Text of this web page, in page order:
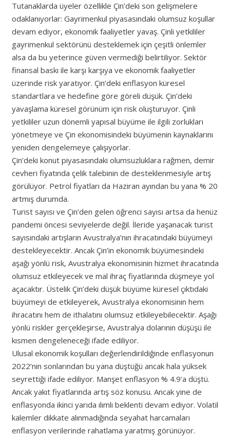
Tutanaklarda üyeler özellikle Çin’deki son gelişmelere
odaklanıyorlar: Gayrimenkul piyasasındaki olumsuz koşullar
devam ediyor, ekonomik faaliyetler yavaş. Çinli yetkililer
gayrimenkul sektörünü desteklemek için çeşitli önlemler
alsa da bu yeterince güven vermediği belirtiliyor. Sektör
finansal baskı ile karşı karşıya ve ekonomik faaliyetler
üzerinde risk yaratıyor. Çin’deki enflasyon küresel
standartlara ve hedefine göre göreli düşük. Çin’deki
yavaşlama küresel görünüm için risk oluşturuyor. Çinli
yetkililer uzun dönemli yapısal büyüme ile ilgili zorlukları
yönetmeye ve Çin ekonomisindeki büyümenin kaynaklarını
yeniden dengelemeye çalışıyorlar.
Çin’deki konut piyasasındaki olumsuzluklara rağmen, demir
cevheri fiyatında çelik talebinin de desteklenmesiyle artış
görülüyor. Petrol fiyatları da Haziran ayından bu yana % 20
artmış durumda.
Turist sayısı ve Çin’den gelen öğrenci sayısı artsa da henüz
pandemi öncesi seviyelerde değil. İleride yaşanacak turist
sayısındaki artışların Avustralya’nın ihracatındaki büyümeyi
destekleyecektir. Ancak Çin’in ekonomik büyümesindeki
aşağı yönlü risk, Avustralya ekonomisinin hizmet ihracatında
olumsuz etkileyecek ve mal ihraç fiyatlarında düşmeye yol
açacaktır. Üstelik Çin’deki düşük büyüme küresel çıktıdaki
büyümeyi de etkileyerek, Avustralya ekonomisinin hem
ihracatını hem de ithalatını olumsuz etkileyebilecektir. Aşağı
yönlü riskler gerçekleşirse, Avustralya dolarının düşüşü ile
kısmen dengeleneceği ifade ediliyor.
Ulusal ekonomik koşulları değerlendirildiğinde enflasyonun
2022’nin sonlarından bu yana düştüğü ancak hala yüksek
seyrettiği ifade ediliyor. Manşet enflasyon % 4.9’a düştü.
Ancak yakıt fiyatlarında artış söz konusu. Ancak yine de
enflasyonda ikinci yarıda ılımlı beklenti devam ediyor. Volatil
kalemler dikkate alınmadığında seyahat harcamaları
enflasyon verilerinde rahatlama yaratmış görünüyor.